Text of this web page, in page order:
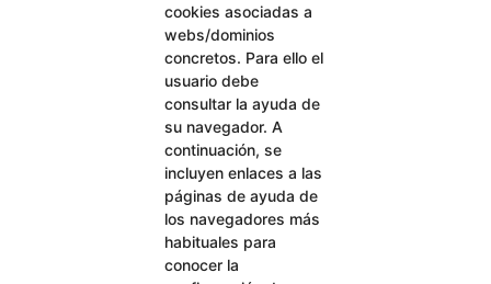
cookies asociadas a
webs/dominios
concretos. Para ello el
usuario debe
consultar la ayuda de
su navegador. A
continuación, se
incluyen enlaces a las
páginas de ayuda de
los navegadores más
habituales para
conocer la